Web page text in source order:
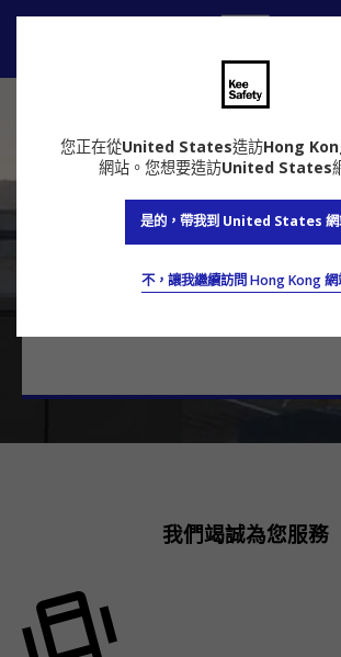
您正在從United States造訪Hong
網站。您想要造訪United States
是的，帶我到 United States 網
不，讓我繼續訪問 Hong Kong 網
聯絡我們
諮詢專家
立即聯繫我們的專家，獲取免費報價
我們竭誠為您服務